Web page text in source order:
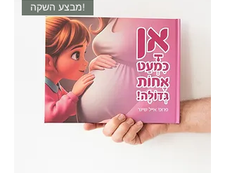
מבצע השקה!